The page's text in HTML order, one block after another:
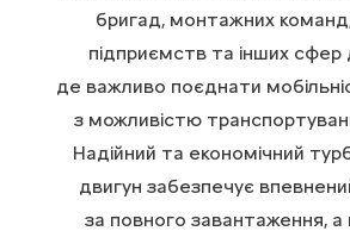
бригад, монтажних
підприємств та інших сфер
де важливо поєднати
з можливістю
Надійний та економічний
двигун забезпечує
за повного завантаження,